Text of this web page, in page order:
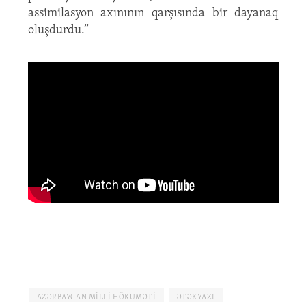
assimilasyon axınının qarşısında bir dayanaq
oluşdurdu.”
AZƏRBAYCAN MILLI HÖKUMƏTI ƏTƏKYAZI